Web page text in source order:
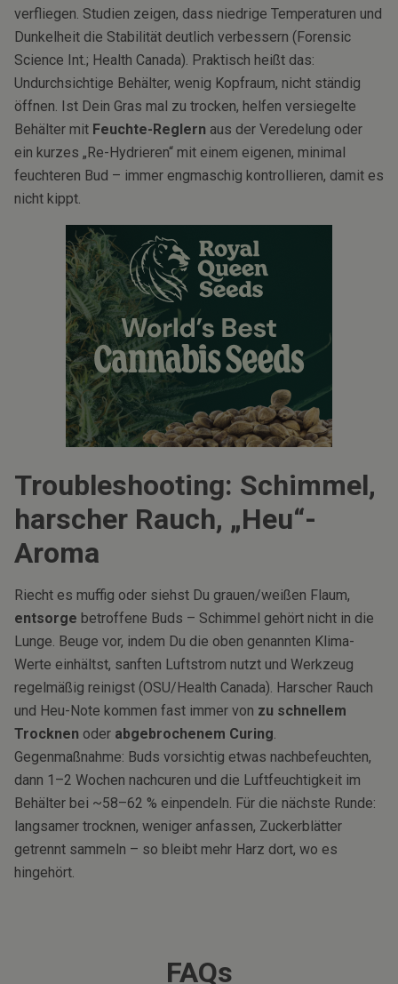
verfliegen. Studien zeigen, dass niedrige Temperaturen und
Dunkelheit die Stabilität deutlich verbessern (Forensic
Science Int.; Health Canada). Praktisch heißt das:
Undurchsichtige Behälter, wenig Kopfraum, nicht ständig
öffnen. Ist Dein Gras mal zu trocken, helfen versiegelte
Behälter mit Feuchte-Reglern aus der Veredelung oder
ein kurzes „Re-Hydrieren“ mit einem eigenen, minimal
feuchteren Bud – immer engmaschig kontrollieren, damit es
nicht kippt.
Troubleshooting: Schimmel,
harscher Rauch, „Heu“-
Aroma
Riecht es muffig oder siehst Du grauen/weißen Flaum,
entsorge betroffene Buds – Schimmel gehört nicht in die
Lunge. Beuge vor, indem Du die oben genannten Klima-
Werte einhältst, sanften Luftstrom nutzt und Werkzeug
regelmäßig reinigst (OSU/Health Canada). Harscher Rauch
und Heu-Note kommen fast immer von zu schnellem
Trocknen oder abgebrochenem Curing
Gegenmaßnahme: Buds vorsichtig etwas nachbefeuchten,
dann 1–2 Wochen nachcuren und die Luftfeuchtigkeit im
Behälter bei ~58–62 % einpendeln. Für die nächste Runde:
langsamer trocknen, weniger anfassen, Zuckerblätter
getrennt sammeln – so bleibt mehr Harz dort, wo es
hingehört.
FAQs